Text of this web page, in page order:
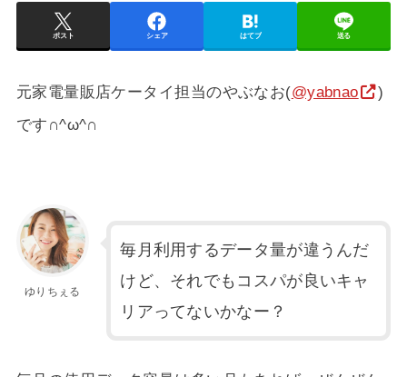
ポスト シェア はてブ 送る
元家電量販店ケータイ担当のやぶなお(@yabnao
)
です∩^ω^∩
ゆりちぇる
毎月利用するデータ量が違うんだ
けど、それでもコスパが良いキャ
リアってないかなー？